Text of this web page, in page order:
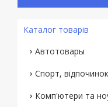
Каталог товарів
Автотовары
Спорт,
Комп'ютери та